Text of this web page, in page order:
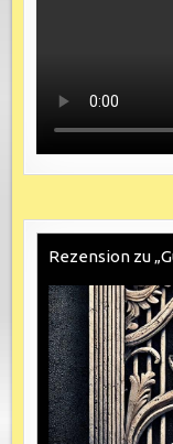
Rezension zu